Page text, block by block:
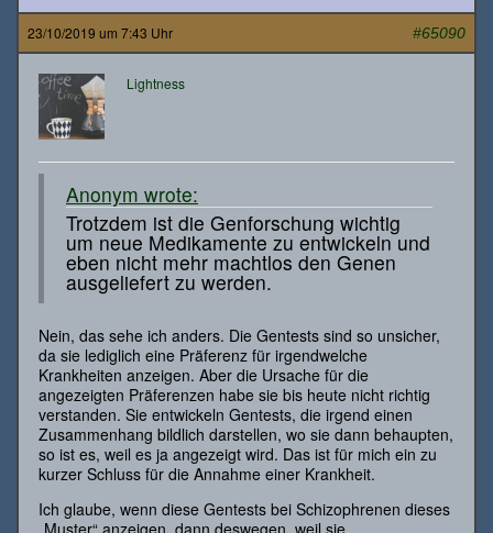
23/10/2019 um 7:43 Uhr #65090
Lightness
Anonym wrote:
Trotzdem ist die Genforschung wichtig
um neue Medikamente zu entwickeln und
eben nicht mehr machtlos den Genen
ausgeliefert zu werden.
Nein, das sehe ich anders. Die Gentests sind so unsicher,
da sie lediglich eine Präferenz für irgendwelche
Krankheiten anzeigen. Aber die Ursache für die
angezeigten Präferenzen habe sie bis heute nicht richtig
verstanden. Sie entwickeln Gentests, die irgend einen
Zusammenhang bildlich darstellen, wo sie dann behaupten,
so ist es, weil es ja angezeigt wird. Das ist für mich ein zu
kurzer Schluss für die Annahme einer Krankheit.
Ich glaube, wenn diese Gentests bei Schizophrenen dieses
„Muster“ anzeigen, dann deswegen, weil sie